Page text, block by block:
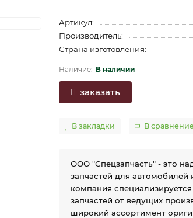
Артикул:
Производитель:
Страна изготовления:
В наличии
заказать
В закладки В
ООО "Спецзапчасть" - это
запчастей для автомобилей
компания
запчастей от ведущих
широкий ассортимент